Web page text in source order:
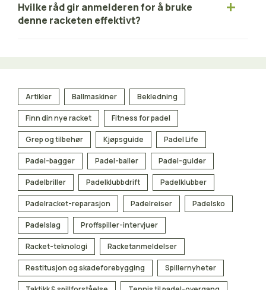
Hvilke råd gir anmelderen for å bruke
denne racketen effektivt?
Artikler Ballmaskiner Bekledning
Finn din nye racket Fitness for padel
Grep og tilbehør Kjøpsguide Padel Life
Padel-bagger Padel-baller Padel-guider
Padelbriller Padelklubbdrift Padelklubber
Padelracket-reparasjon Padelreiser Padelsko
Padelslag Proffspiller-intervjuer
Racket-teknologi Racketanmeldelser
Restitusjon og skadeforebygging Spiller­nyheter